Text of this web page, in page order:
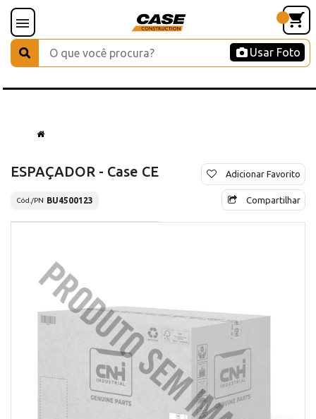
Usar Foto
ESPAÇADOR - Case CE
Cód./PN BU4500123
Adicionar Favorito
Compartilhar